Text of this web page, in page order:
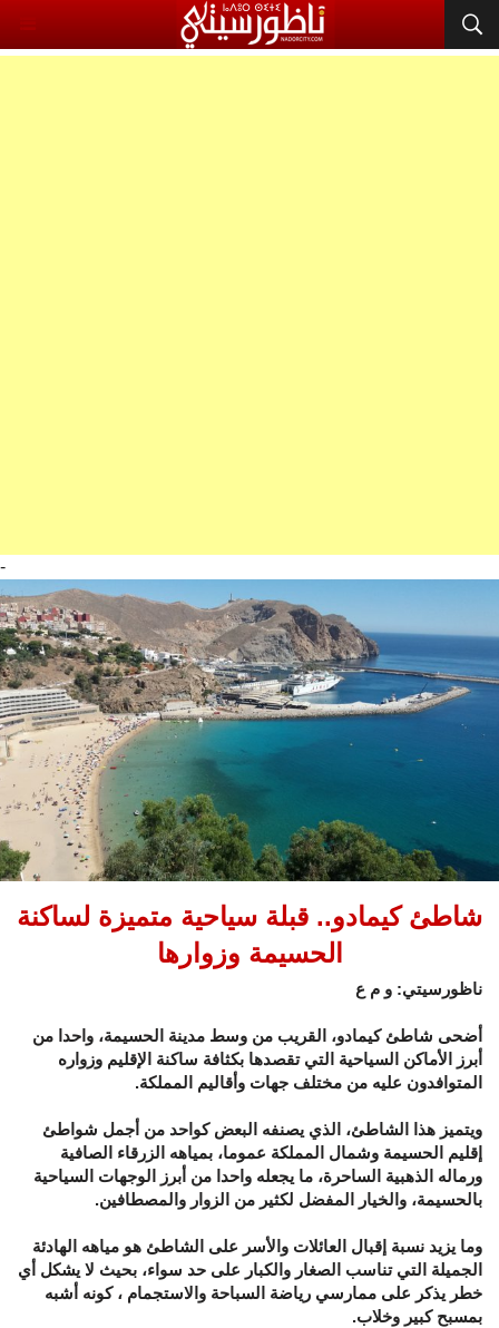
-
شاطئ كيمادو.. قبلة سياحية متميزة لساكنة
الحسيمة وزوارها
ناظورسيتي: و م ع
أضحى شاطئ كيمادو، القريب من وسط مدينة الحسيمة، واحدا من
أبرز الأماكن السياحية التي تقصدها بكثافة ساكنة الإقليم وزواره
المتوافدون عليه من مختلف جهات وأقاليم المملكة.
ويتميز هذا الشاطئ، الذي يصنفه البعض كواحد من أجمل شواطئ
إقليم الحسيمة وشمال المملكة عموما، بمياهه الزرقاء الصافية
ورماله الذهبية الساحرة، ما يجعله واحدا من أبرز الوجهات السياحية
بالحسيمة، والخيار المفضل لكثير من الزوار والمصطافين.
وما يزيد نسبة إقبال العائلات والأسر على الشاطئ هو مياهه الهادئة
الجميلة التي تناسب الصغار والكبار على حد سواء، بحيث لا يشكل أي
خطر يذكر على ممارسي رياضة السباحة والاستجمام ، كونه أشبه
بمسبح كبير وخلاب.